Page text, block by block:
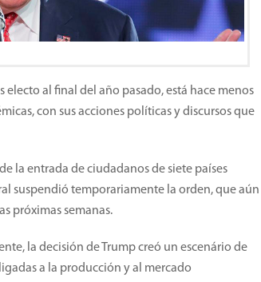
electo al final del año pasado, está hace menos
con sus acciones políticas y discursos que
la entrada de ciudadanos de siete países
suspendió temporariamente la orden, que aún
próximas semanas.
la decisión de Trump creó un escenário de
a la producción y al mercado